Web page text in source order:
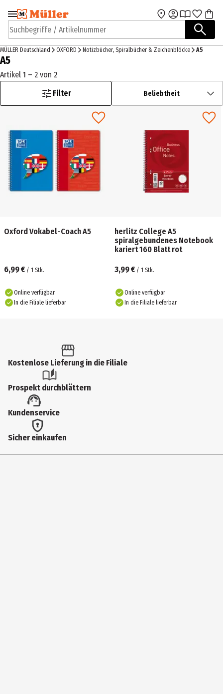
Zur Navigation
springen
Zum Hauptinhalt
Suchbegriffe / Artikelnummer
MÜLLER Deutschland OXFORD Notizbücher, Spiralbücher & Zeichenblöcke A5
A5
Artikel 1 – 2 von 2
Filter
Beliebtheit
Oxford Vokabel-Coach A5
6,99 € / 1 Stk.
Online verfügbar
In die Filiale lieferbar
herlitz College A5
spiralgebundenes Notebook
kariert 160 Blatt rot
3,99 € / 1 Stk.
Online verfügbar
In die Filiale lieferbar
Kostenlose Lieferung in die Filiale
Prospekt durchblättern
Kundenservice
Sicher einkaufen